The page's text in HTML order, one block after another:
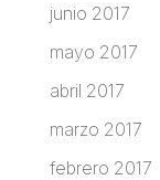
junio 2017
mayo 2017
abril 2017
marzo 2017
febrero 2017